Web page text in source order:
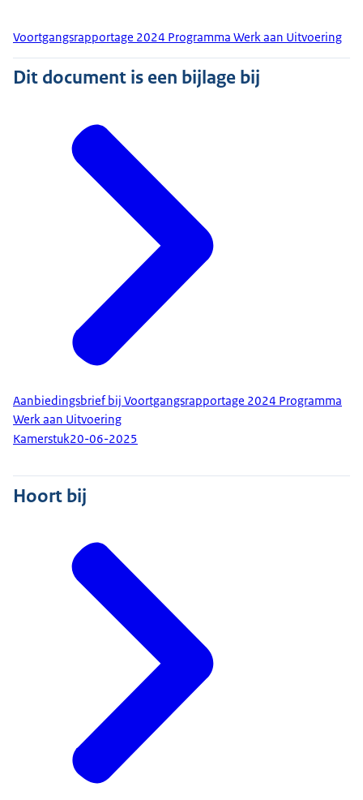
Voortgangsrapportage 2024 Programma Werk aan Uitvoering
Dit document is een bijlage bij
Aanbiedingsbrief bij Voortgangsrapportage 2024 Programma
Werk aan Uitvoering
Kamerstuk20-06-2025
Hoort bij